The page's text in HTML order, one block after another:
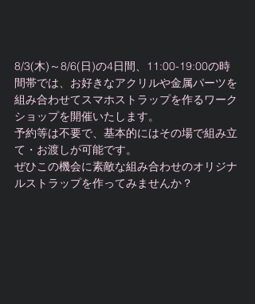
8/3(木)～8/6(日)の4日間、11:00-19:00の時
間帯では、お好きなアクリルや金属パーツを
組み合わせてスマホストラップを作るワーク
ショップを開催いたします。
予約等は不要で、基本的にはその場で組み立
て・お渡しが可能です。
ぜひこの機会に素敵な組み合わせのオリジナ
ルストラップを作ってみませんか？